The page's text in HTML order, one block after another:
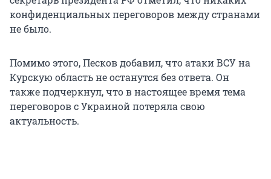
конфиденциальных переговоров между странами
не было.
Помимо этого, Песков добавил, что атаки ВСУ на
Курскую область не останутся без ответа. Он
также подчеркнул, что в настоящее время тема
переговоров с Украиной потеряла свою
актуальность.